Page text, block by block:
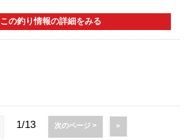
この釣り情報の詳細をみる
1/13 次のページ > »